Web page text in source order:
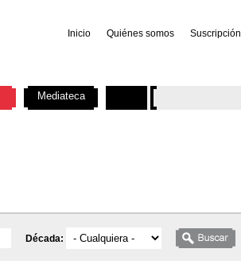
Inicio Quiénes somos Suscripción
Década:
Mediateca